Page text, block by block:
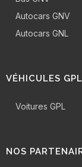
Autocars GNV
Autocars GNL
VÉHICULES GPL
Voitures GPL
NOS